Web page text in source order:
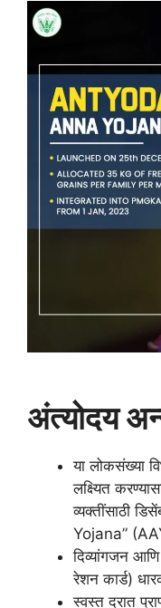
अंत्योदय
या लोकसंख्या
लक्ष्यित
व्यक्तींसाठी
Yojana”
दिव्यांगजन
रेशन कार्ड)
स्वस्त दरात